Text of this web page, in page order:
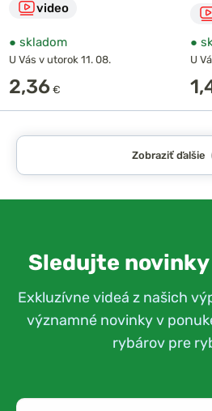
video
● skladom
U Vás v utorok 11. 08.
2,36 €
●
U
Zobraziť ďalšie
Sledujte
Exkluzívne videá z našich
významné novinky v
rybárov pre